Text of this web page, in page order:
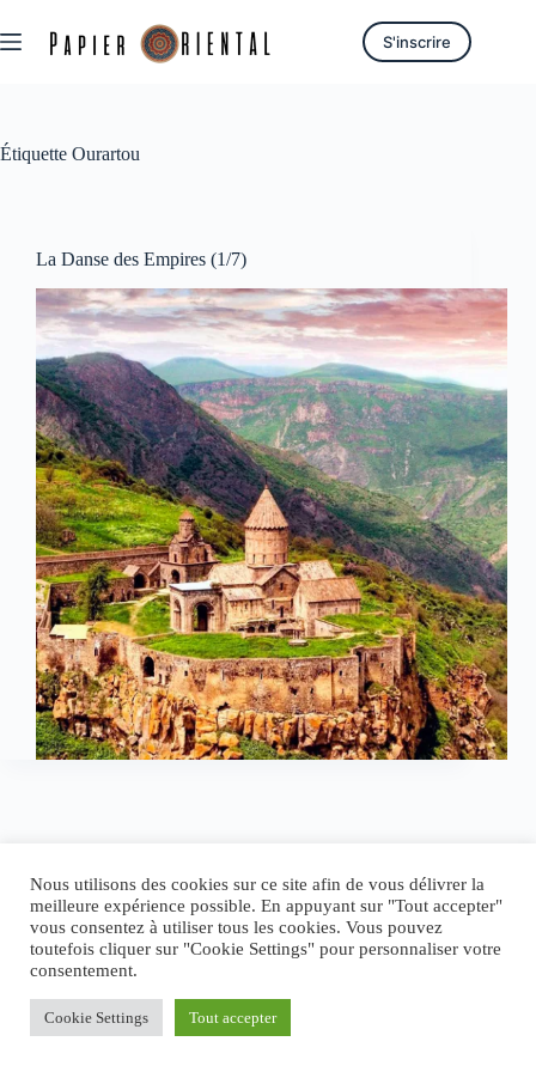
au
contenu
S'inscrire
Étiquette Ourartou
La Danse des Empires (1/7)
Nous utilisons des cookies sur ce site afin de vous délivrer la
meilleure expérience possible. En appuyant sur "Tout accepter"
vous consentez à utiliser tous les cookies. Vous pouvez
toutefois cliquer sur "Cookie Settings" pour personnaliser votre
consentement.
Cookie Settings Tout accepter